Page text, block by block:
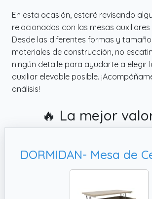
En esta ocasión, estaré revisando
relacionados con las mesas auxiliares
Desde las diferentes formas y
materiales de construcción, no
ningún detalle para ayudarte a elegir
auxiliar elevable posible.
análisis!
🔥 La mejor